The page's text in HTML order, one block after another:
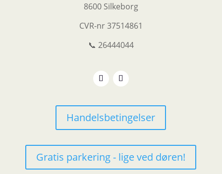
8600 Silkeborg
CVR-nr37514861
📞 26444044
Handelsbetingelser
Gratis parkering - lige ved døren!